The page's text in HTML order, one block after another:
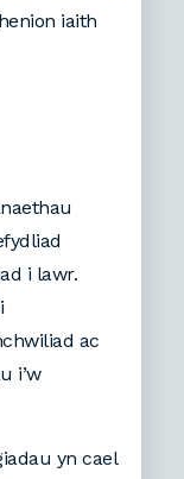
iaith
i lawr.
ac
i’w
yn cael